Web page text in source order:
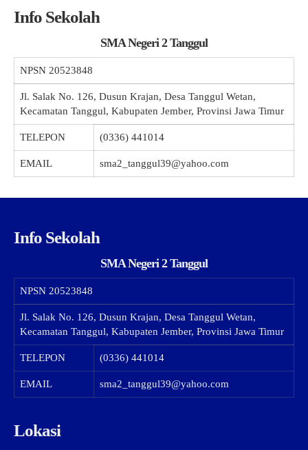
Info Sekolah
SMA Negeri 2 Tanggul
NPSN 20523848
Jl. Salak No. 126, Dusun Krajan, Desa Tanggul Wetan,
Kecamatan Tanggul, Kabupaten Jember, Provinsi Jawa Timur
TELEPON (0336) 441014
EMAIL sma2_tanggul39@yahoo.com
Info Sekolah
SMA Negeri 2 Tanggul
NPSN 20523848
Jl. Salak No. 126, Dusun Krajan, Desa Tanggul Wetan,
Kecamatan Tanggul, Kabupaten Jember, Provinsi Jawa Timur
TELEPON (0336) 441014
EMAIL sma2_tanggul39@yahoo.com
Lokasi